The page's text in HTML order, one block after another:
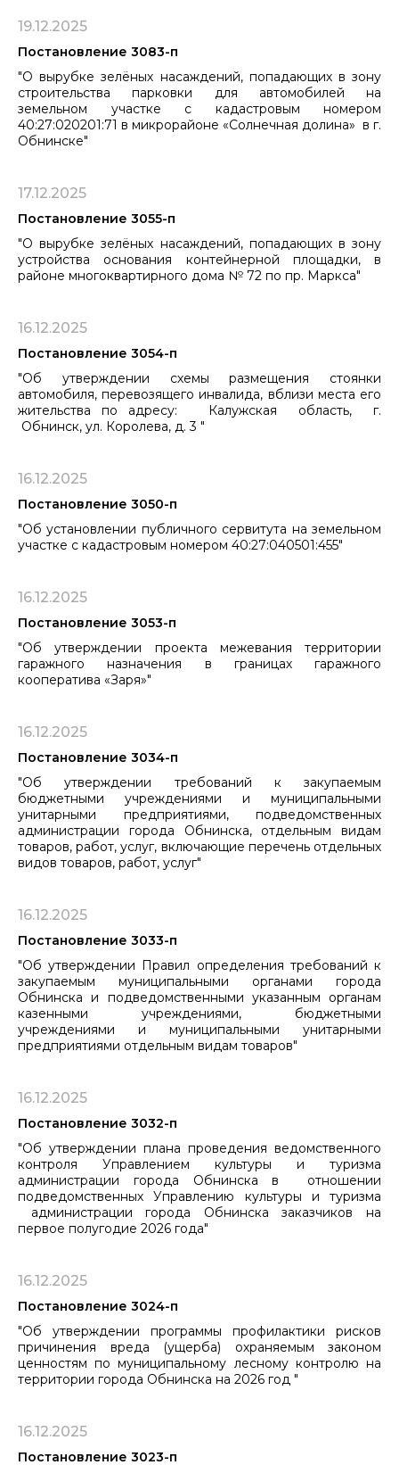
19.12.2025
Постановление 3083-п
"О вырубке зелёных насаждений, попадающих в зону
строительства парковки для автомобилей на
земельном ​​​​​​​участке с кадастровым номером
40:27:020201:71 в микрорайоне «Солнечная долина» в г.
Обнинске"
17.12.2025
Постановление 3055-п
"О вырубке зелёных насаждений, попадающих в зону
устройства основания контейнерной площадки, в
районе многоквартирного дома № 72 по пр. Маркса"
16.12.2025
Постановление 3054-п
"Об утверждении схемы размещения стоянки
автомобиля, перевозящего инвалида, вблизи места его
жительства по адресу: ​​​​​​​Калужская область, г.
Обнинск, ул. Королева, д. 3 "
16.12.2025
Постановление 3050-п
"Об установлении публичного сервитута на земельном
участке с кадастровым номером 40:27:040501:455"
16.12.2025
Постановление 3053-п
"Об утверждении проекта межевания территории
гаражного назначения в границах гаражного
кооператива «Заря»"
16.12.2025
Постановление 3034-п
"Об утверждении требований к закупаемым
бюджетными учреждениями и муниципальными
унитарными предприятиями, подведомственных
администрации города Обнинска, отдельным видам
товаров, работ, услуг, включающие перечень отдельных
видов товаров, работ, услуг"
16.12.2025
Постановление 3033-п
"Об утверждении Правил определения требований к
закупаемым муниципальными органами города
Обнинска и подведомственными указанным органам
казенными учреждениями, бюджетными
учреждениями и муниципальными унитарными
предприятиями отдельным видам товаров"
16.12.2025
Постановление 3032-п
"Об утверждении плана проведения ведомственного
контроля Управлением культуры и туризма
администрации города Обнинска в отношении
подведомственных Управлению культуры и туризма
администрации города Обнинска заказчиков на
первое полугодие 2026 года"
16.12.2025
Постановление 3024-п
"Об утверждении программы профилактики рисков
причинения вреда (ущерба) охраняемым законом
ценностям по муниципальному ​​​​​​​лесному контролю на
территории города Обнинска на 2026 год "
16.12.2025
Постановление 3023-п